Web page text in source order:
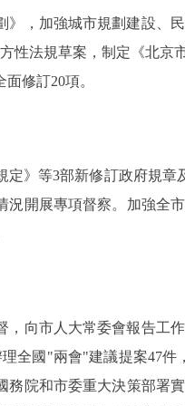
，加強城市規劃建設、
性法規草案，制定《北
修訂20項。
等3部新修訂政府規章
開展專項督察。加強全
市人大常委會報告工作
全國"兩會"建議提案47
務院和市委重大決策部署